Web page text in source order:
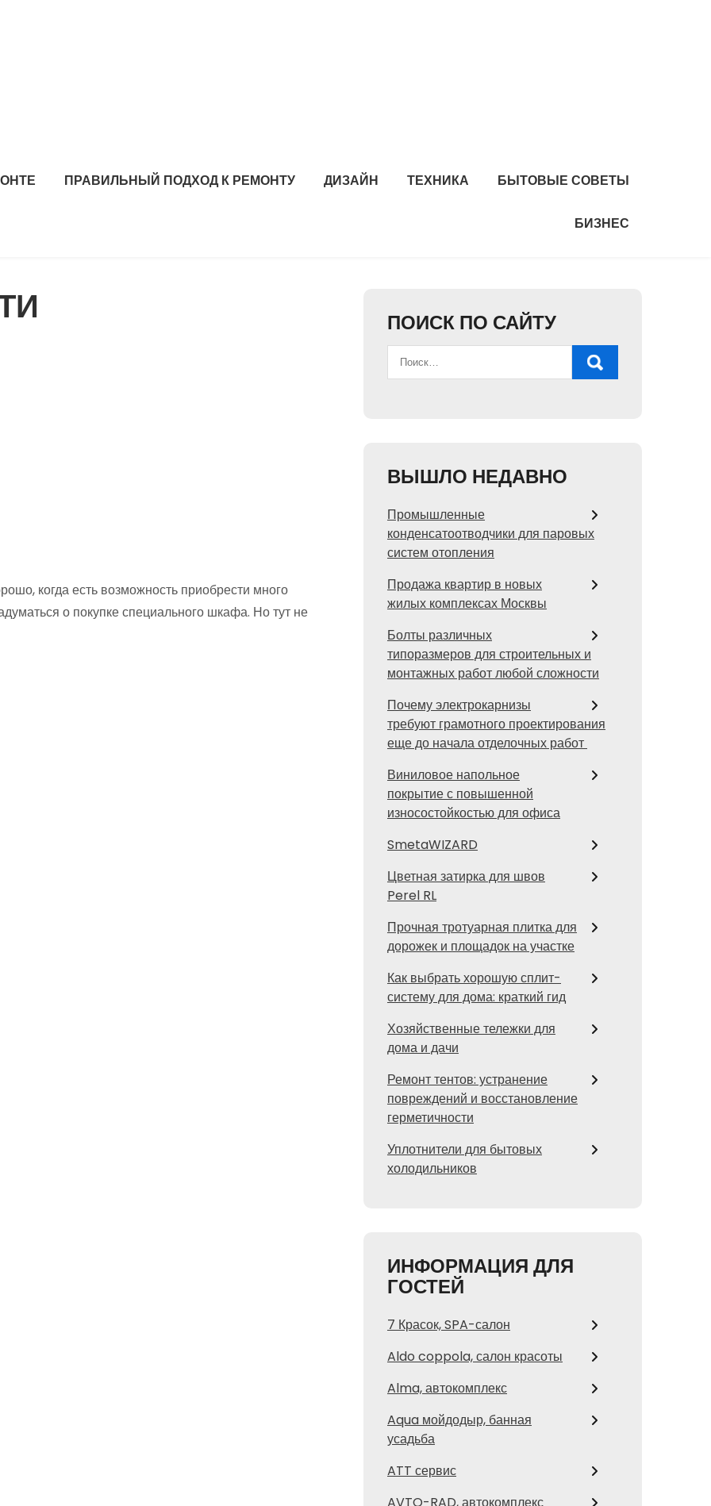
ПРАВИЛЬНЫЙ ПОДХОД К РЕМОНТУ ДИЗАЙН ТЕХНИКА БЫТОВЫЕ СОВЕТЫ
БИЗНЕС
когда есть возможность приобрести много
о покупке специального шкафа. Но тут не
ПОИСК ПО САЙТУ
ВЫШЛО НЕДАВНО
Промышленные
конденсатоотводчики для паровых
систем отопления
Продажа квартир в новых
жилых комплексах Москвы
Болты различных
типоразмеров для строительных и
монтажных работ любой сложности
Почему электрокарнизы
требуют грамотного проектирования
еще до начала отделочных работ
Виниловое напольное
покрытие с повышенной
износостойкостью для офиса
SmetaWIZARD
Цветная затирка для швов
Perel RL
Прочная тротуарная плитка для
дорожек и площадок на участке
Как выбрать хорошую сплит-
систему для дома: краткий гид
Хозяйственные тележки для
дома и дачи
Ремонт тентов: устранение
повреждений и восстановление
герметичности
Уплотнители для бытовых
холодильников
ИНФОРМАЦИЯ ДЛЯ
ГОСТЕЙ
7 Красок, SPA-салон
Aldo coppola, салон красоты
Alma, автокомплекс
Aqua мойдодыр, банная
усадьба
ATT сервис